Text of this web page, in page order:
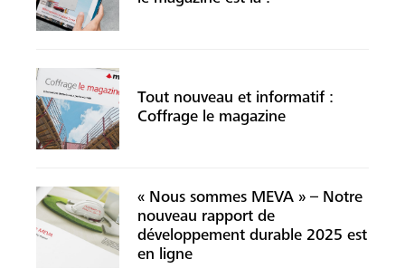
Tout nouveau et informatif :
Coffrage le magazine
« Nous sommes MEVA » – Notre
nouveau rapport de
développement durable 2025 est
en ligne